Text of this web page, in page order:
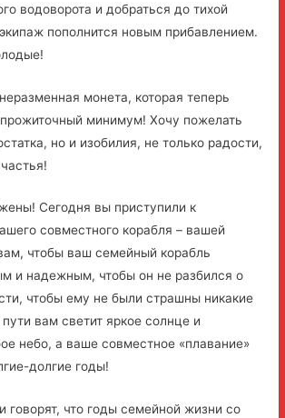
водоворота и добраться до тихой
пополнится новым прибавлением.
монета, которая теперь
минимум! Хочу пожелать
но и изобилия, не только радости,
Сегодня вы приступили к
совместного корабля – вашей
чтобы ваш семейный корабль
и надежным, чтобы он не разбился о
чтобы ему не были страшны никакие
вам светит яркое солнце и
небо, а ваше совместное «плавание»
долгие годы!
что годы семейной жизни со